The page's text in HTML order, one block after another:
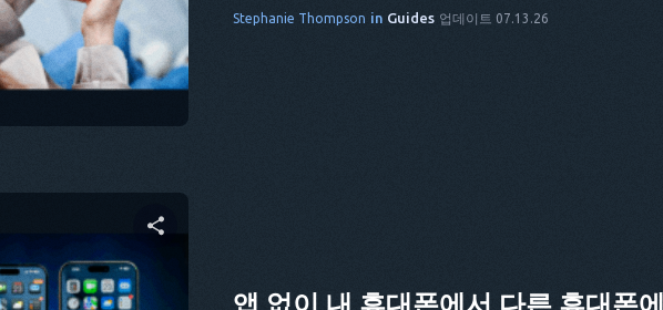
Facebook 링크 복사
Stephanie Thompson in Guides 업데이트 07.13.26
공유하기
앱 없이 내 휴대폰에서 다른 휴대폰